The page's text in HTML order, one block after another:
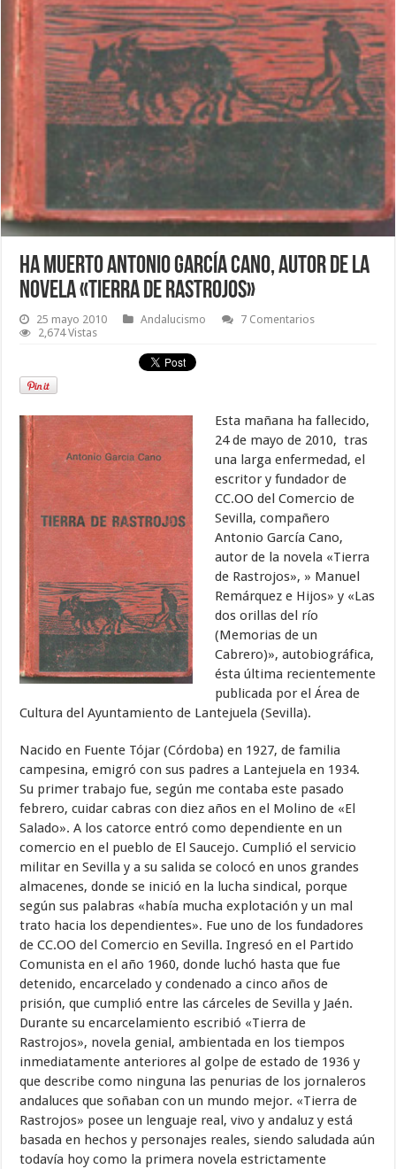
Ha muerto Antonio García Cano, autor de la
novela «Tierra de Rastrojos»
25 mayo 2010 Andalucismo
7 Comentarios
2,674 Vistas
Esta mañana ha fallecido,
24 de mayo de 2010, tras
una larga enfermedad, el
escritor y fundador de
CC.OO del Comercio de
Sevilla, compañero
Antonio García Cano,
autor de la novela «Tierra
de Rastrojos», » Manuel
Remárquez e Hijos» y «Las
dos orillas del río
(Memorias de un
Cabrero)», autobiográfica,
ésta última recientemente
publicada por el Área de
Cultura del Ayuntamiento de Lantejuela (Sevilla).
Nacido en Fuente Tójar (Córdoba) en 1927, de familia
campesina, emigró con sus padres a Lantejuela en 1934.
Su primer trabajo fue, según me contaba este pasado
febrero, cuidar cabras con diez años en el Molino de «El
Salado». A los catorce entró como dependiente en un
comercio en el pueblo de El Saucejo. Cumplió el servicio
militar en Sevilla y a su salida se colocó en unos grandes
almacenes, donde se inició en la lucha sindical, porque
según sus palabras «había mucha explotación y un mal
trato hacia los dependientes». Fue uno de los fundadores
de CC.OO del Comercio en Sevilla. Ingresó en el Partido
Comunista en el año 1960, donde luchó hasta que fue
detenido, encarcelado y condenado a cinco años de
prisión, que cumplió entre las cárceles de Sevilla y Jaén.
Durante su encarcelamiento escribió «Tierra de
Rastrojos», novela genial, ambientada en los tiempos
inmediatamente anteriores al golpe de estado de 1936 y
que describe como ninguna las penurias de los jornaleros
andaluces que soñaban con un mundo mejor. «Tierra de
Rastrojos» posee un lenguaje real, vivo y andaluz y está
basada en hechos y personajes reales, siendo saludada aún
todavía hoy como la primera novela estrictamente